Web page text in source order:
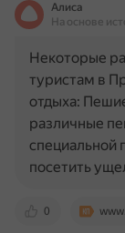
Алиса
На основе
0
Некоторые
туристам в
отдыха:
различные
специальной
посетить